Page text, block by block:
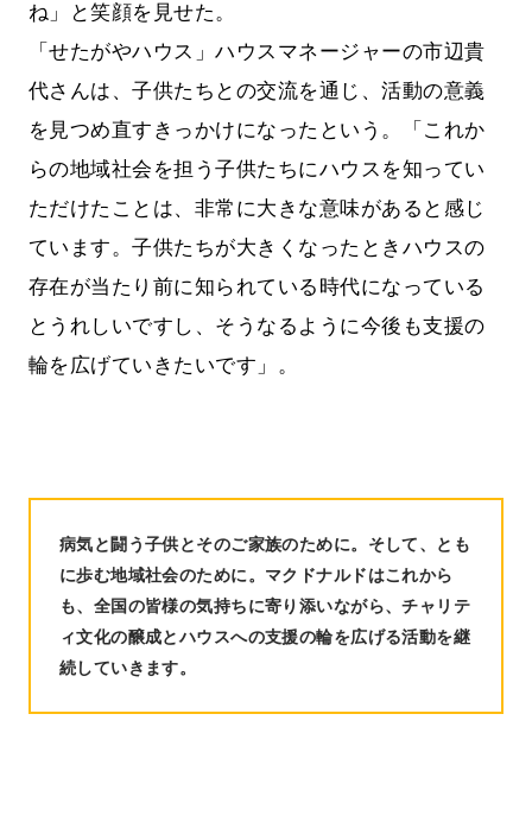
ね」と笑顔を見せた。
「せたがやハウス」ハウスマネージャーの市辺貴
代さんは、子供たちとの交流を通じ、活動の意義
を見つめ直すきっかけになったという。「これか
らの地域社会を担う子供たちにハウスを知ってい
ただけたことは、非常に大きな意味があると感じ
ています。子供たちが大きくなったときハウスの
存在が当たり前に知られている時代になっている
とうれしいですし、そうなるように今後も支援の
輪を広げていきたいです」。
病気と闘う子供とそのご家族のために。そして、とも
に歩む地域社会のために。マクドナルドはこれから
も、 全国の皆様の気持ちに寄り添いながら、チャリテ
ィ文化の醸成とハウスへの支援の輪を広げる活動を継
続していきます。